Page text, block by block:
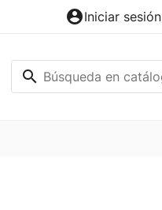
account_circleIniciar sesión
search